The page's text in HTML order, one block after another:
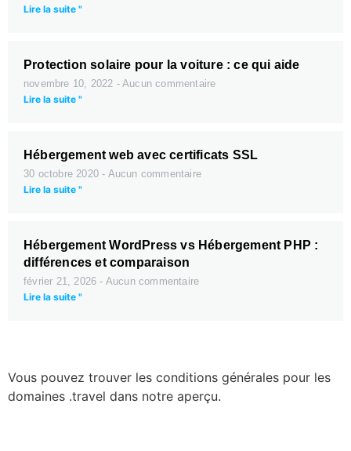
Lire la suite "
Protection solaire pour la voiture : ce qui aide
novembre 10, 2022 Aucun commentaire
Lire la suite "
Hébergement web avec certificats SSL
30 octobre 2020 Aucun commentaire
Lire la suite "
Hébergement WordPress vs Hébergement PHP :
différences et comparaison
février 21, 2026 Aucun commentaire
Lire la suite "
Vous pouvez trouver les conditions générales pour les
domaines .travel dans notre aperçu.